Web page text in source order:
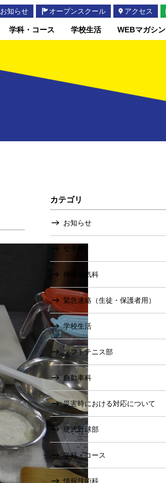
学科・コース 学校生活 WEBマガシン
お知らせ オープンスクール アクセス
カテゴリ
お知らせ
空手部
機械電気科
緊急連絡（生徒・保護者用）
学校生活
ソフトテニス部
自動車科
災害時における対応について
硬式野球部
学科・コース
情報技術科